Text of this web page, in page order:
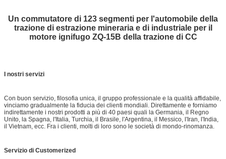
Un commutatore di 123 segmenti per l'automobile della
trazione di estrazione mineraria e di industriale per il
motore ignifugo ZQ-15B della trazione di CC
I nostri servizi
Con buon servizio, filosofia unica, il gruppo professionale e la qualità affidabile,
vinciamo gradualmente la fiducia dei clienti mondiali. Direttamente e forniamo
indirettamente i nostri prodotti a più di 40 paesi quali la Germania, il Regno
Unito, la Spagna, l'Italia, Turchia, il Brasile, l'Argentina, il Messico, l'Iran, l'India,
il Vietnam, ecc. Fra i clienti, molti di loro sono le società di mondo-rinomanza.
Servizio di Customerized